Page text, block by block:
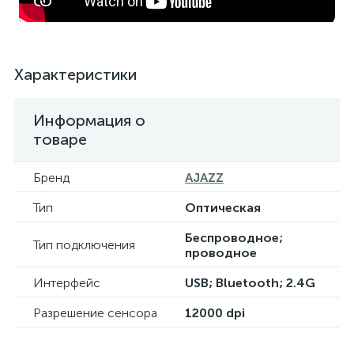
Характеристики
Информация о
товаре
Бренд
AJAZZ
Тип
Оптическая
Тип подключения
Беспроводное;
проводное
Интерфейс
USB; Bluetooth; 2.4G
Разрешение сенсора
12000 dpi